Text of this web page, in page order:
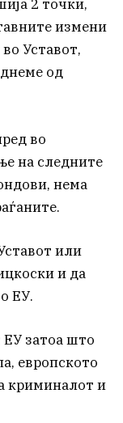
2 точки,
измени
Уставот,
од
во
на следните
нема
или
и да
ЕУ.
затоа што
европското
криминалот и